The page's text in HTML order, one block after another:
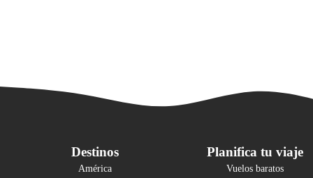
Destinos
América
Planifica tu viaje
Vuelos baratos